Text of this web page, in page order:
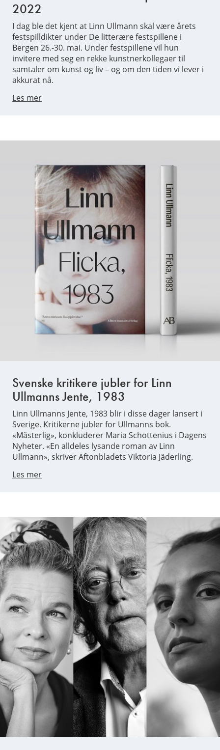
2022
I dag ble det kjent at Linn Ullmann skal være årets
festspilldikter under De litterære festspillene i
Bergen 26.-30. mai. Under festspillene vil hun
invitere med seg en rekke kunstnerkollegaer til
samtaler om kunst og liv – og om den tiden vi lever i
akkurat nå.
Les mer
Svenske kritikere jubler for Linn
Ullmanns Jente, 1983
Linn Ullmanns Jente, 1983 blir i disse dager lansert i
Sverige. Kritikerne jubler for Ullmanns bok.
«Mästerlig», konkluderer Maria Schottenius i Dagens
Nyheter. «En alldeles lysande roman av Linn
Ullmann», skriver Aftonbladets Viktoria Jäderling.
Les mer